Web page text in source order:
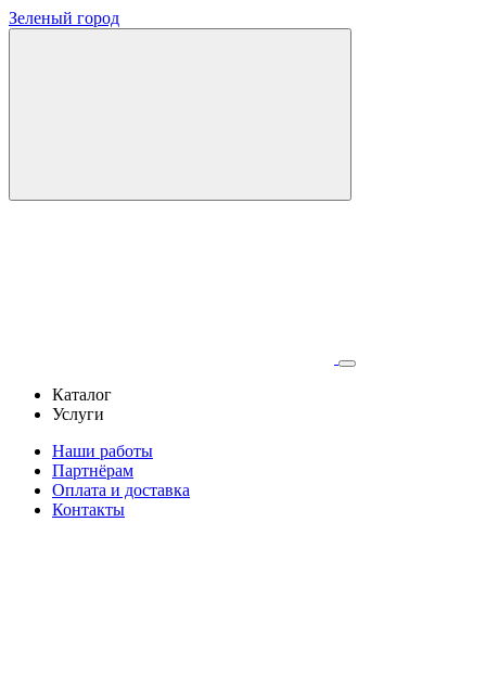
Зеленый город
Каталог
Услуги
Наши работы
Партнёрам
Оплата и доставка
Контакты